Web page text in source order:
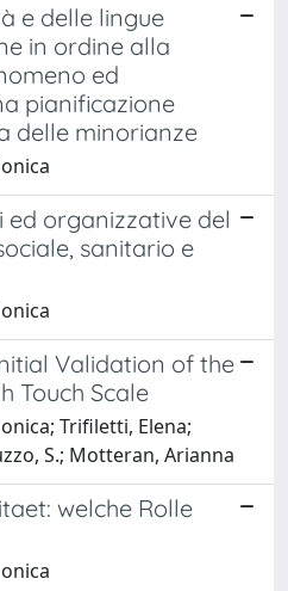
e delle lingue
in ordine alla
ed
pianificazione
delle minorianze
ed organizzative del
sanitario e
Validation of the
Touch Scale
Trifiletti, Elena;
S.; Motteran, Arianna
welche Rolle